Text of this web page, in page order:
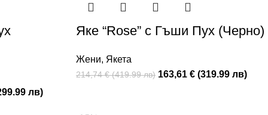
лв)
Яке “Rose” с Гъши Пух (Черно)
Жени, Якета
214,74 € (419.99 лв) 163,61 € (319.99 лв)